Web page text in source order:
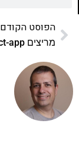
הפוסט הקודם